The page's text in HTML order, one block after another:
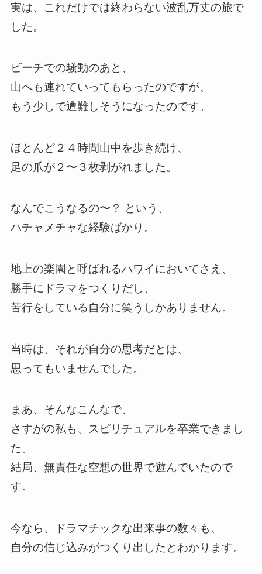
実は、これだけでは終わらない波乱万丈の旅で
した。
ビーチでの騒動のあと、
山へも連れていってもらったのですが、
もう少しで遭難しそうになったのです。
ほとんど２４時間山中を歩き続け、
足の爪が２〜３枚剥がれました。
なんでこうなるの〜？ という、
ハチャメチャな経験ばかり。
地上の楽園と呼ばれるハワイにおいてさえ、
勝手にドラマをつくりだし、
苦行をしている自分に笑うしかありません。
当時は、それが自分の思考だとは、
思ってもいませんでした。
まあ、そんなこんなで、
さすがの私も、スピリチュアルを卒業できまし
た。
結局、無責任な空想の世界で遊んでいたので
す。
今なら、ドラマチックな出来事の数々も、
自分の信じ込みがつくり出したとわかります。